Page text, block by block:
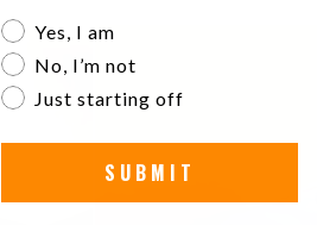
Are you a watch collector?
Yes, I am
No, I’m not
Just starting off
SUBMIT